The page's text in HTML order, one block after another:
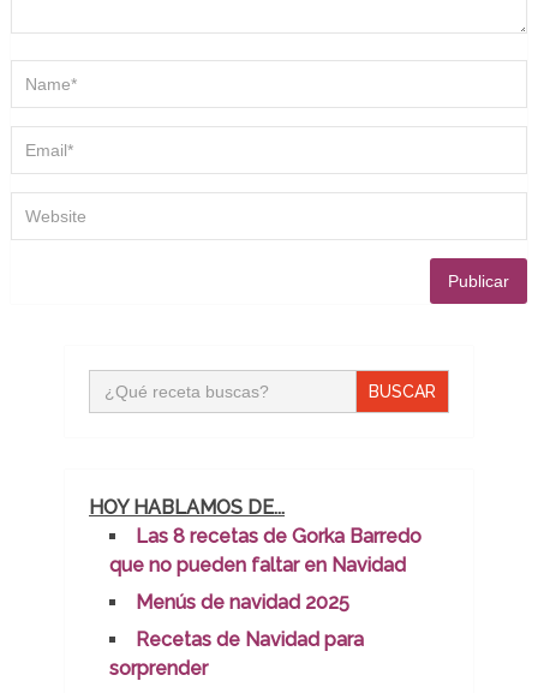
Buscar:
HOY HABLAMOS DE...
Las 8 recetas de Gorka Barredo
que no pueden faltar en Navidad
Menús de navidad 2025
Recetas de Navidad para
sorprender